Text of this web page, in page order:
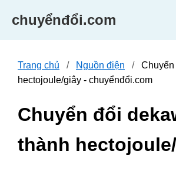
chuyểnđổi.com
Trang chủ Nguồn điện
Chuyển
hectojoule/giây - chuyểnđổi.com
Chuyển đổi
thành